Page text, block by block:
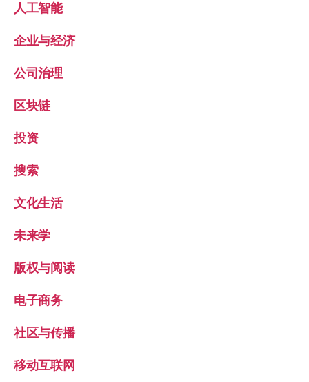
人工智能
企业与经济
公司治理
区块链
投资
搜索
文化生活
未来学
版权与阅读
电子商务
社区与传播
移动互联网